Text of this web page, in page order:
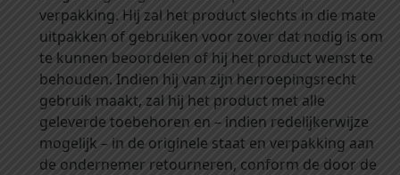
verpakking. Hij zal het product slechts in die mate
uitpakken of gebruiken voor zover dat nodig is om
te kunnen beoordelen of hij het product wenst te
behouden. Indien hij van zijn herroepingsrecht
gebruik maakt, zal hij het product met alle
geleverde toebehoren en – indien redelijkerwijze
mogelijk – in de originele staat en verpakking aan
de ondernemer retourneren, conform de door de